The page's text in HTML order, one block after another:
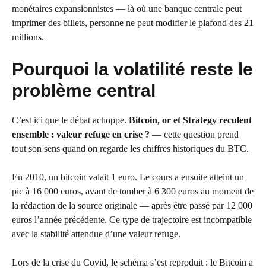
monétaires expansionnistes — là où une banque centrale peut
imprimer des billets, personne ne peut modifier le plafond des 21
millions.
Pourquoi la volatilité reste le
problème central
C’est ici que le débat achoppe. Bitcoin, or et Strategy reculent
ensemble : valeur refuge en crise ? — cette question prend
tout son sens quand on regarde les chiffres historiques du BTC.
En 2010, un bitcoin valait 1 euro. Le cours a ensuite atteint un
pic à 16 000 euros, avant de tomber à 6 300 euros au moment de
la rédaction de la source originale — après être passé par 12 000
euros l’année précédente. Ce type de trajectoire est incompatible
avec la stabilité attendue d’une valeur refuge.
Lors de la crise du Covid, le schéma s’est reproduit : le Bitcoin a